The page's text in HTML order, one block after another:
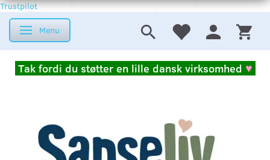
Trustpilot
Skifte navigation
Menu
Tak fordi du støtter en lille dansk virksomhed ♥